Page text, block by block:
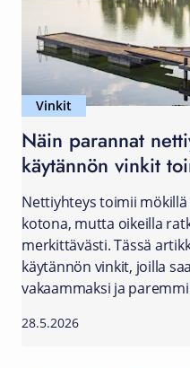
Vinkit
Näin parannat
käytännön vinkit
Nettiyhteys toimii
kotona, mutta oikeilla
merkittävästi. Tässä
käytännön vinkit, joilla
vakaammaksi ja
28.5.2026